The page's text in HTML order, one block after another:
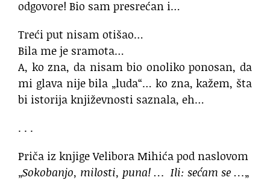
odgovore! Bio sam presrećan i…
Treći put nisam otišao…
Bila me je sramota…
A, ko zna, da nisam bio onoliko ponosan, da
mi glava nije bila „luda“… ko zna, kažem, šta
bi istorija književnosti saznala, eh…
. . .
Priča iz knjige Velibora Mihića pod naslovom
„Sokobanjo, milosti, puna! … Ili: sećam se …„